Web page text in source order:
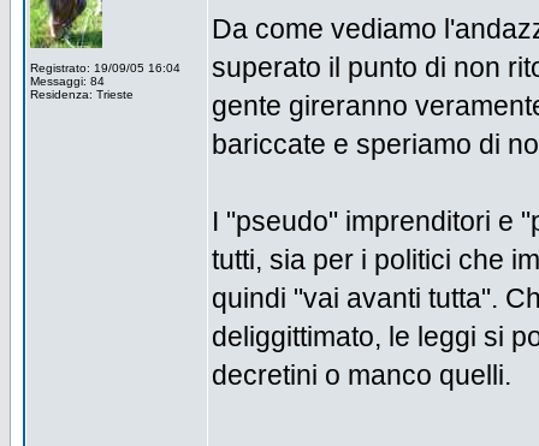
Registrato: 19/09/05 16:04
Messaggi: 84
Residenza: Trieste
Da come vediamo
superato il punto di non
gente gireranno
bariccate e speriamo di
I "pseudo" imprenditori e
tutti, sia per i politici che
quindi "vai avanti tutta".
deliggittimato, le leggi si
decretini o manco quelli.